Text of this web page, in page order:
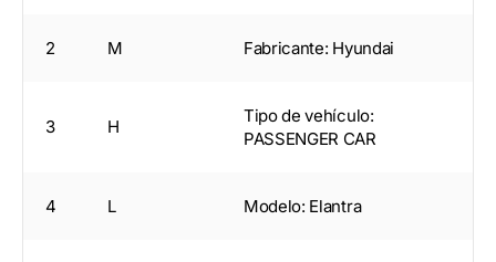
2 M Fabricante: Hyundai
3 H
Tipo de vehículo:
PASSENGER CAR
4 L Modelo: Elantra